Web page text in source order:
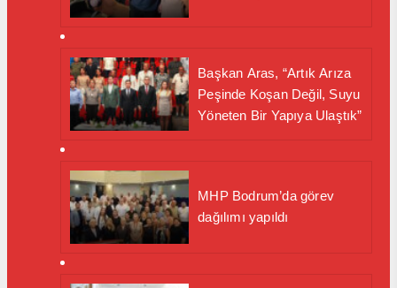
Başkan Aras, “Artık Arıza
Peşinde Koşan Değil, Suyu
Yöneten Bir Yapıya Ulaştık”
MHP Bodrum’da görev
dağılımı yapıldı